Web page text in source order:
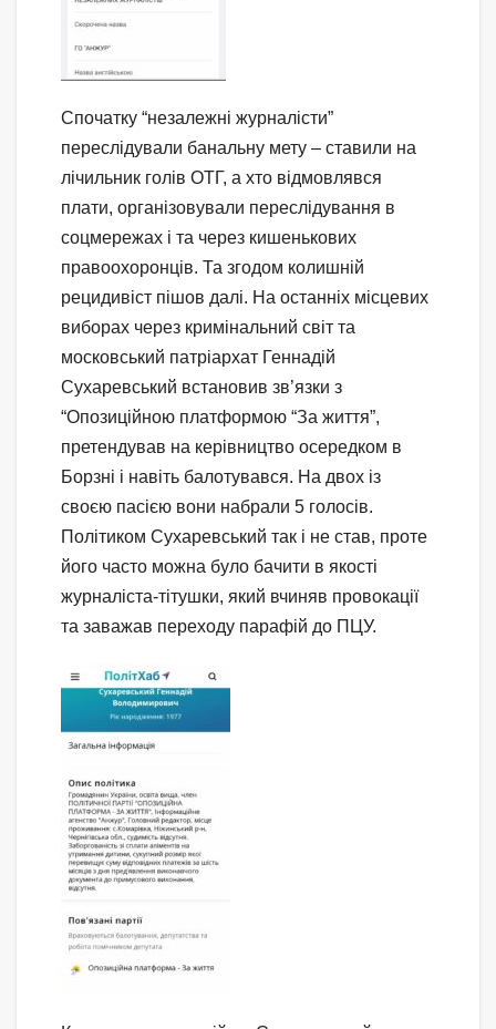
Спочатку “незалежні журналісти”
переслідували банальну мету – ставили на
лічильник голів ОТГ, а хто відмовлявся
плати, організовували переслідування в
соцмережах і та через кишенькових
правоохоронців. Та згодом колишній
рецидивіст пішов далі. На останніх місцевих
виборах через кримінальний світ та
московський патріархат Геннадій
Сухаревський встановив зв’язки з
“Опозиційною платформою “За життя”,
претендував на керівництво осередком в
Борзні і навіть балотувався. На двох із
своєю пасією вони набрали 5 голосів.
Політиком Сухаревський так і не став, проте
його часто можна було бачити в якості
журналіста-тітушки, який вчиняв провокації
та заважав переходу парафій до ПЦУ.